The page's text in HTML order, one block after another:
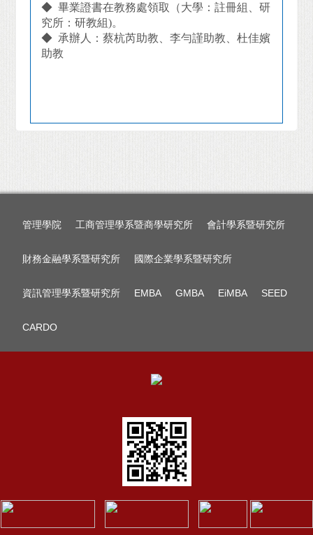
◆ 畢業證書在教務處領取（大學：註冊組、研
究所：研教組)。
◆ 承辦人：蔡杭芮助教、李勻謹助教、杜佳嬪
助教
管理學院 工商管理學系暨商學研究所 會計學系暨研究所
財務金融學系暨研究所 國際企業學系暨研究所
資訊管理學系暨研究所 EMBA GMBA EiMBA SEED
CARDO